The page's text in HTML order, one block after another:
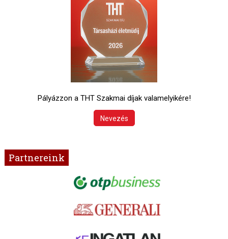
Pályázzon a THT Szakmai díjak valamelyikére!
Nevezés
Partnereink